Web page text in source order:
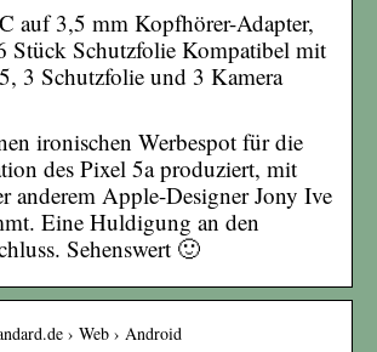
auf 3,5 mm Kopfhörer-Adapter,
Stück Schutzfolie Kompatibel mit
3 Schutzfolie und 3 Kamera
ironischen Werbespot für die
des Pixel 5a produziert, mit
anderem Apple-Designer Jony Ive
Eine Huldigung an den
Sehenswert 🙂
› Web › Android